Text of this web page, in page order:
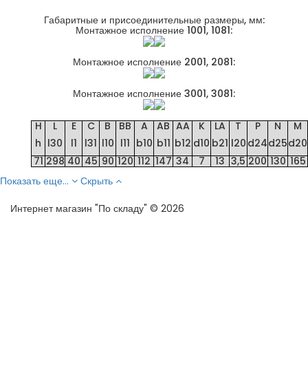
Габаритные и присоединительные размеры, мм:
Монтажное исполнение 1001, 1081:
Монтажное исполнение 2001, 2081:
Монтажное исполнение 3001, 3081:
H
h
L
l30
E
l1
C
l31
B
l10
BB
l11
A
b10
AB
b11
AA
b12
K
d10
LA
b21
T
l20
P
d24
N
d25
M
d20
71 298 40 45 90 120 112 147 34 7 13 3,5 200 130 165
Показать еще...
Скрыть
Интернет магазин "По складу" © 2026